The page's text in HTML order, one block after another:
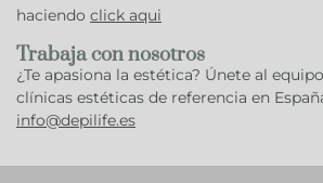
haciendo click aqui
Trabaja con nosotros
¿Te apasiona la estética? Únete al
clínicas estéticas de referencia en
info@depilife.es